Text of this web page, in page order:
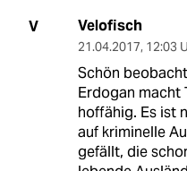
V Velofisch
21.04.2017, 12:03
Schön
Erdogan macht
hoffähig. Es ist
auf kriminelle
gefällt, die